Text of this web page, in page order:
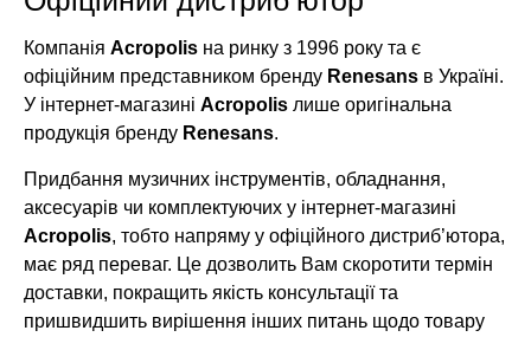
Компанія Acropolis на ринку з 1996 року та є
офіційним представником бренду Renesans в Україні.
У інтернет-магазині Acropolis лише оригінальна
продукція бренду Renesans.
Придбання музичних інструментів, обладнання,
аксесуарів чи комплектуючих у інтернет-магазині
Acropolis, тобто напряму у офіційного дистриб’ютора,
має ряд переваг. Це дозволить Вам скоротити термін
доставки, покращить якість консультації та
пришвидшить вирішення інших питань щодо товару